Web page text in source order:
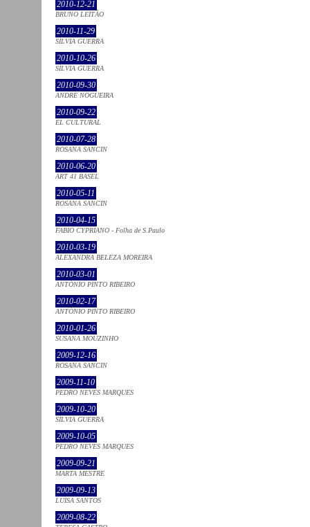
2010-12-21
BRUNO LEITÃO
2010-11-29
SÍLVIA GUERRA
2010-10-26
SÍLVIA GUERRA
2010-09-30
ANDRÉ NOGUEIRA
2010-09-22
EL CULTURAL
2010-07-28
ROSANA SANCIN
2010-06-20
ART 41 BASEL
2010-05-11
ROSANA SANCIN
2010-04-15
FABIO CYPRIANO - Folha de S.Paulo
2010-03-19
ALEXANDRA BELEZA MOREIRA
2010-03-01
ANTÓNIO PINTO RIBEIRO
2010-02-17
ANTÓNIO PINTO RIBEIRO
2010-01-26
SUSANA MOUZINHO
2009-12-16
ROSANA SANCIN
2009-11-10
PEDRO NEVES MARQUES
2009-10-20
SÍLVIA GUERRA
2009-10-05
PEDRO NEVES MARQUES
2009-09-21
MARTA MESTRE
2009-09-13
LUÍSA SANTOS
2009-08-22